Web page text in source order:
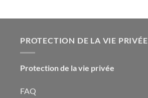
PROTECTION DE LA VIE PRIVÉE
Protection de la vie privée
FAQ